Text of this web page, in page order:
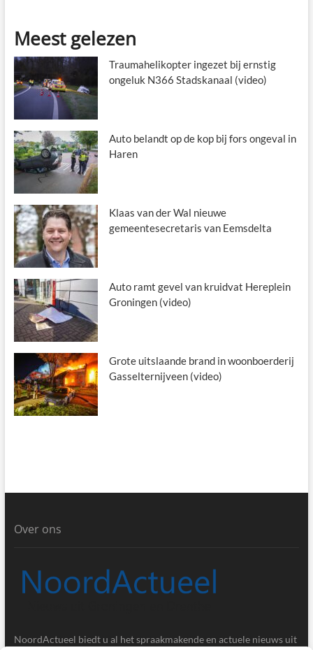
Meest gelezen
Traumahelikopter ingezet bij ernstig
ongeluk N366 Stadskanaal (video)
Auto belandt op de kop bij fors ongeval in
Haren
Klaas van der Wal nieuwe
gemeentesecretaris van Eemsdelta
Auto ramt gevel van kruidvat Hereplein
Groningen (video)
Grote uitslaande brand in woonboerderij
Gasselternijveen (video)
Over ons
NoordActueel biedt u al het spraakmakende en actuele nieuws uit